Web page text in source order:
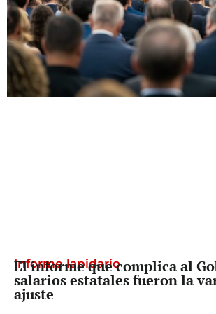
Buenos Aires
Informe lapidario
El informe que complica al
salarios estatales fueron la
ajuste